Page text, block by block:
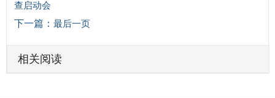
查启动会
下一篇： 最后一页
相关阅读